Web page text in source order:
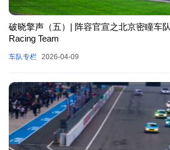
破晓擎声（五）| 阵容官宣之北京密瞳车
Racing Team
车队专栏 2026-04-09